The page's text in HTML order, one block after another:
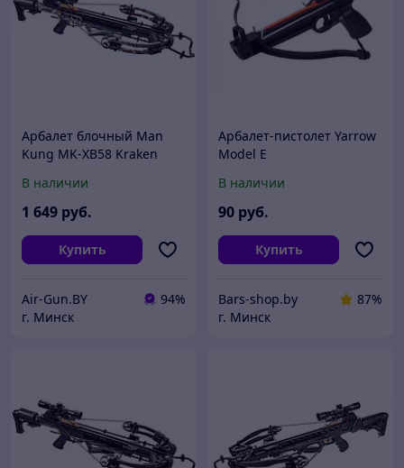
Арбалет блочный Man
Kung MK-XB58 Kraken
комплектация)
В наличии
1 649 руб.
Купить
Air-Gun.BY
94%
г. Минск
Арбалет-пистолет Yarrow
Model E
В наличии
90 руб.
Купить
Bars-shop.by
87%
г. Минск